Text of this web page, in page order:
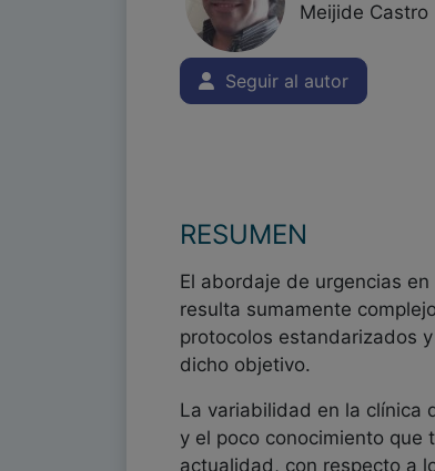
Meijide Castro
Seguir al autor
RESUMEN
El abordaje de urgencias
resulta sumamente
protocolos estandarizados
dicho objetivo.
La variabilidad en la clínica
y el poco conocimiento que
actualidad, con respecto a